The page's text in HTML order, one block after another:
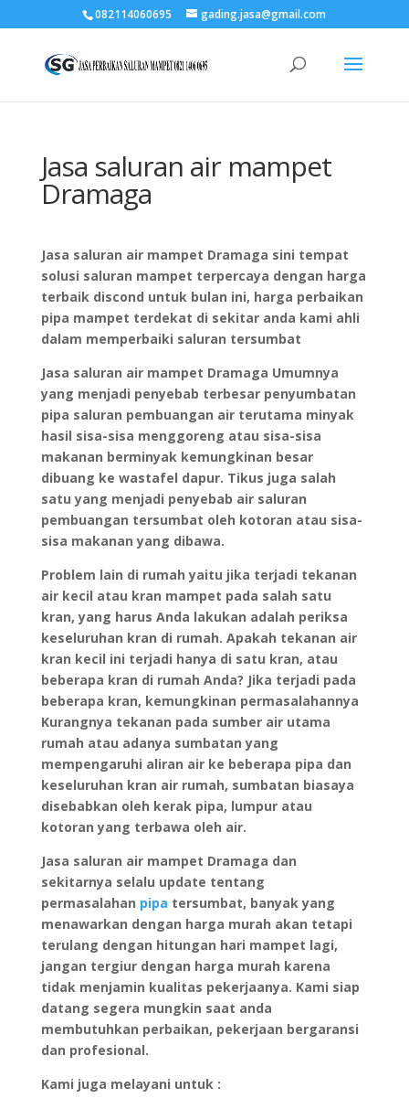
082114060695 gading.jasa@gmail.com
Jasa saluran air mampet
Dramaga
Jasa saluran air mampet Dramaga sini tempat
solusi saluran mampet terpercaya dengan harga
terbaik discond untuk bulan ini, harga perbaikan
pipa mampet terdekat di sekitar anda kami ahli
dalam memperbaiki saluran tersumbat
Jasa saluran air mampet Dramaga Umumnya
yang menjadi penyebab terbesar penyumbatan
pipa saluran pembuangan air terutama minyak
hasil sisa-sisa menggoreng atau sisa-sisa
makanan berminyak kemungkinan besar
dibuang ke wastafel dapur. Tikus juga salah
satu yang menjadi penyebab air saluran
pembuangan tersumbat oleh kotoran atau sisa-
sisa makanan yang dibawa.
Problem lain di rumah yaitu jika terjadi tekanan
air kecil atau kran mampet pada salah satu
kran, yang harus Anda lakukan adalah periksa
keseluruhan kran di rumah. Apakah tekanan air
kran kecil ini terjadi hanya di satu kran, atau
beberapa kran di rumah Anda? Jika terjadi pada
beberapa kran, kemungkinan permasalahannya
Kurangnya tekanan pada sumber air utama
rumah atau adanya sumbatan yang
mempengaruhi aliran air ke beberapa pipa dan
keseluruhan kran air rumah, sumbatan biasaya
disebabkan oleh kerak pipa, lumpur atau
kotoran yang terbawa oleh air.
Jasa saluran air mampet Dramaga dan
sekitarnya selalu update tentang
permasalahan pipa tersumbat, banyak yang
menawarkan dengan harga murah akan tetapi
terulang dengan hitungan hari mampet lagi,
jangan tergiur dengan harga murah karena
tidak menjamin kualitas pekerjaanya. Kami siap
datang segera mungkin saat anda
membutuhkan perbaikan, pekerjaan bergaransi
dan profesional.
Kami juga melayani untuk :